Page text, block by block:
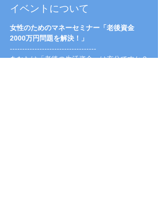
イベントについて
女性のためのマネーセミナー「老後資金
2000万円問題を解決！」
-----------------------------------
あなたは「老後の生活資金」は充分ですか？